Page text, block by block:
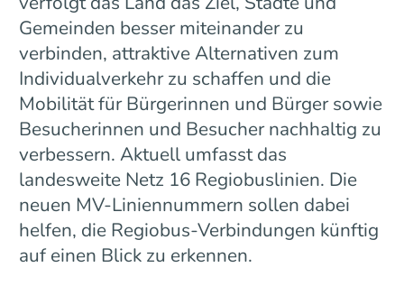
Gemeinden besser miteinander zu
verbinden, attraktive Alternativen zum
Individualverkehr zu schaffen und die
Mobilität für Bürgerinnen und Bürger sowie
Besucherinnen und Besucher nachhaltig zu
verbessern. Aktuell umfasst das
landesweite Netz 16 Regiobuslinien. Die
neuen MV-Liniennummern sollen dabei
helfen, die Regiobus-Verbindungen künftig
auf einen Blick zu erkennen.